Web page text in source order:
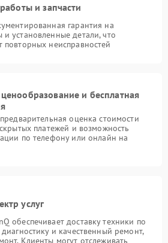
и запчасти
гарантия на
установленные детали, что
неисправностей
и бесплатная
оценка стоимости
платежей и возможность
по телефону или онлайн на
услуг
обеспечивает доставку техники по
и качественный ремонт,
Клиенты могут отслеживать